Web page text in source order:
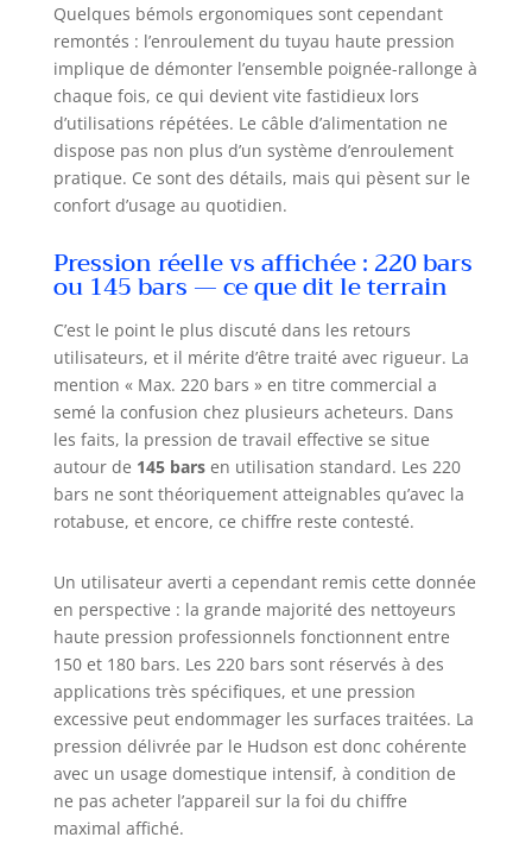
travail. Mobilité
maximale et
utilisation
autonome - Tuyau
haute pression de
5 m, câble
électrique de 5 m
et roues intégrées
liberté de
mouvement.
Système d’auto-
aspiration intégré
offrant une
utilisation flexible,
raccordement fixe
à l’eau. Kit
d’accessoires
complet et
polyvalent - Inclus
lance à mousse,
buse turbo, buse
réglable, pistolet
haute pression et
brosse pour
jantes pour un
nettoyage précis
de toutes les
surfaces
extérieures et des
Quelques bémols ergonomiques sont cependant
remontés : l’enroulement du tuyau haute pression
implique de démonter l’ensemble poignée-rallonge à
chaque fois, ce qui devient vite fastidieux lors
d’utilisations répétées. Le câble d’alimentation ne
dispose pas non plus d’un système d’enroulement
pratique. Ce sont des détails, mais qui pèsent sur le
confort d’usage au quotidien.
Pression réelle vs affichée : 220 bars
ou 145 bars — ce que dit le terrain
C’est le point le plus discuté dans les retours
utilisateurs, et il mérite d’être traité avec rigueur. La
mention « Max. 220 bars » en titre commercial a
semé la confusion chez plusieurs acheteurs. Dans
les faits, la pression de travail effective se situe
autour de 145 barsen utilisation standard. Les 220
bars ne sont théoriquement atteignables qu’avec la
rotabuse, et encore, ce chiffre reste contesté.
Un utilisateur averti a cependant remis cette donnée
en perspective : la grande majorité des nettoyeurs
haute pression professionnels fonctionnent entre
150 et 180 bars. Les 220 bars sont réservés à des
applications très spécifiques, et une pression
excessive peut endommager les surfaces traitées. La
pression délivrée par le Hudson est donc cohérente
avec un usage domestique intensif, à condition de
ne pas acheter l’appareil sur la foi du chiffre
maximal affiché.